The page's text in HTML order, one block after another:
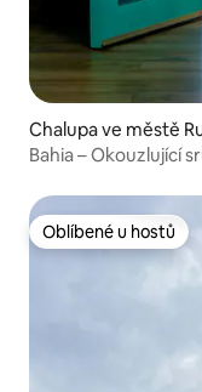
Chalupa ve městě
Bahia – Okouzlující
Oblíbené u hostů
Oblíbené u hostů